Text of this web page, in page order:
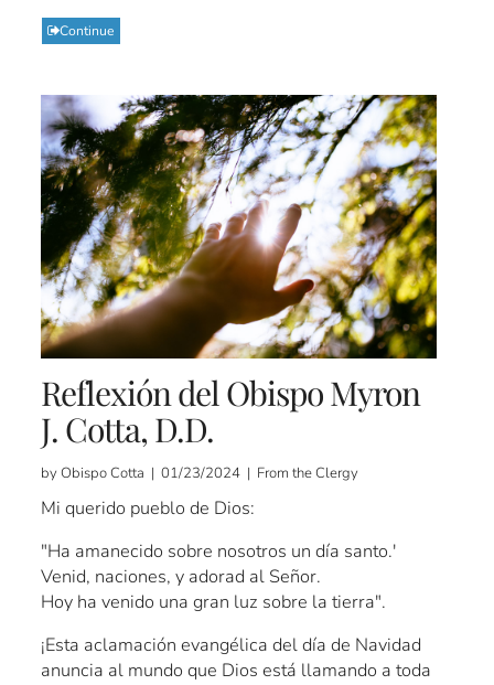
Continue
Reflexión del Obispo Myron
J. Cotta, D.D.
by Obispo Cotta | 01/23/2024 | From the Clergy
Mi querido pueblo de Dios:
"Ha amanecido sobre nosotros un día santo.'
Venid, naciones, y adorad al Señor.
Hoy ha venido una gran luz sobre la tierra".
¡Esta aclamación evangélica del día de Navidad
anuncia al mundo que Dios está llamando a toda